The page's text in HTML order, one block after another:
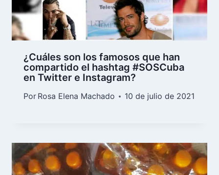
¿Cuáles son los famosos que han
compartido el hashtag #SOSCuba
en Twitter e Instagram?
Por Rosa Elena Machado 10 de julio de 2021